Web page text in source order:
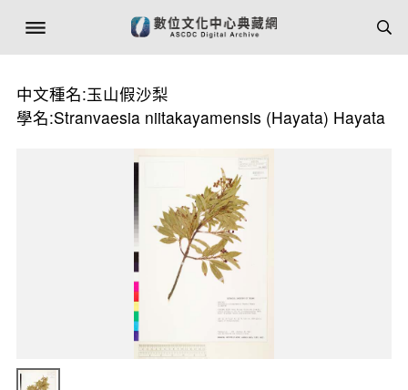
中文種名:玉山假沙梨
學名:Stranvaesia niitakayamensis (Hayata) Hayata